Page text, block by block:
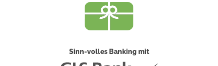
Sinn-volles Banking mit